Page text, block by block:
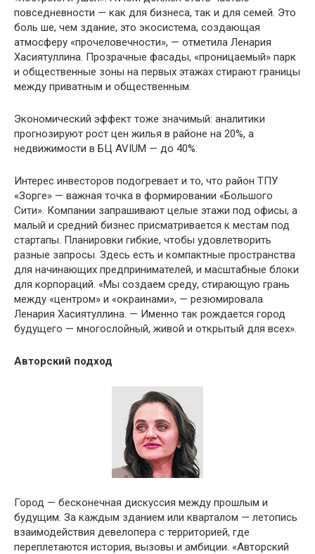
повседневности — как для бизнеса, так и для семей. Это
боль ше, чем здание, это экосистема, создающая
атмосферу «прочеловечности», — отметила Ленария
Хасиятуллина. Прозрачные фасады, «проницаемый» парк
и общественные зоны на первых этажах стирают границы
между приватным и общественным.
Экономический эффект тоже значимый: аналитики
прогнозируют рост цен жилья в районе на 20%, а
недвижимости в БЦ AVIUM — до 40%.
Интерес инвесторов подогревает и то, что район ТПУ
«Зорге» — важная точка в формировании «Большого
Сити». Компании запрашивают целые этажи под офисы, а
малый и средний бизнес присматривается к местам под
стартапы. Планировки гибкие, чтобы удовлетворить
разные запросы. Здесь есть и компактные пространства
для начинающих предпринимателей, и масштабные блоки
для корпораций. «Мы создаем среду, стирающую грань
между «центром» и «окраинами», — резюмировала
Ленария Хасиятуллина. — Именно так рождается город
будущего — многослойный, живой и открытый для всех».
Авторский подход
Город — бесконечная дискуссия между прошлым и
будущим. За каждым зданием или кварталом — летопись
взаимодействия девелопера с территорией, где
переплетаются история, вызовы и амбиции. «Авторский